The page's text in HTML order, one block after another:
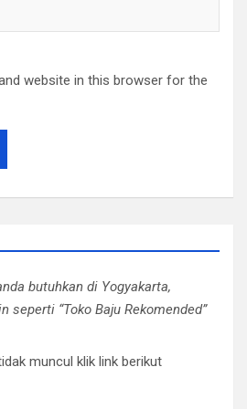
website in this browser for the
butuhkan di Yogyakarta,
seperti “Toko Baju Rekomended”
muncul klik link berikut